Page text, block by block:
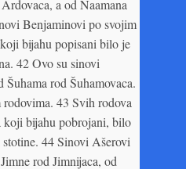
a od Naamana
Benjaminovi po svojim
bijahu popisani bilo je
42 Ovo su sinovi
rod Šuhamovaca.
43 Svih rodova
koji bijahu pobrojani, bilo
44 Sinovi Ašerovi
rod Jimnijaca, od